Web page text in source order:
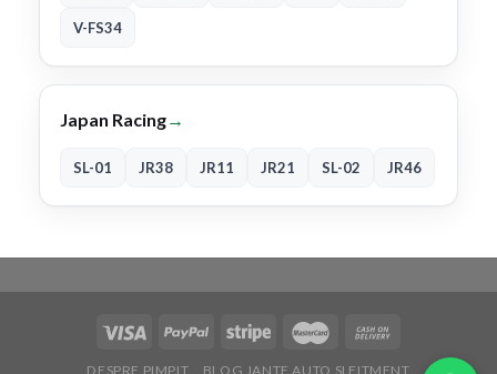
V-FS34
Japan Racing→
SL-01 JR38 JR11 JR21 SL-02 JR46
DESPRE PIMPIT BLOG JANTE AUTO SI FITMENT